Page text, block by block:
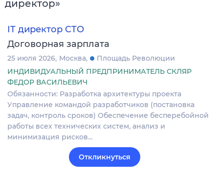
директор»
IT директор CTO
Договорная зарплата
25 июля 2026 Москва
Площадь Революции
ИНДИВИДУАЛЬНЫЙ ПРЕДПРИНИМАТЕЛЬ СКЛЯР
ФЕДОР ВАСИЛЬЕВИЧ
Обязанности: Разработка архитектуры проекта
Управление командой разработчиков (постановка
задач, контроль сроков) Обеспечение бесперебойной
работы всех технических систем, анализ и
минимизация рисков…
Откликнуться